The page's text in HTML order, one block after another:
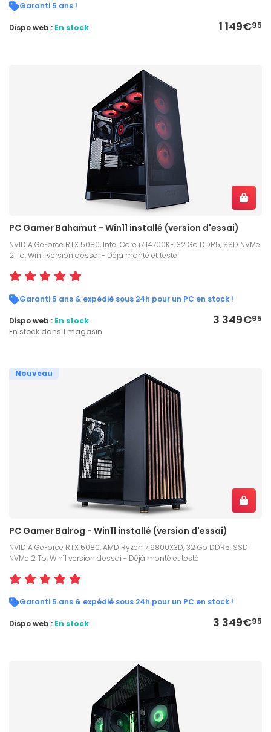
Garanti 5 ans !
1 149€95
Dispo web : En stock
PC Gamer Bahamut - Win11 installé (version d'essai)
NVIDIA GeForce RTX 5080, Intel Core i7 14700KF, 32 Go DDR5, SSD NVMe
2 To, Win11 version d'essai - Déjà monté et testé
Garanti 5 ans & expédié sous 24h pour un PC en stock !
3 349€95
Dispo web : En stock
En stock dans 1 magasin
Nouveau
PC Gamer Balrog - Win11 installé (version d'essai)
NVIDIA GeForce RTX 5080, AMD Ryzen 7 9800X3D, 32 Go DDR5, SSD
NVMe 2 To, Win11 version d'essai - Déjà monté et testé
Garanti 5 ans & expédié sous 24h pour un PC en stock !
3 349€95
Dispo web : En stock